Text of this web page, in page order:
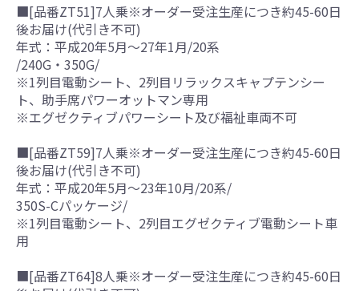
■[品番ZT51]7人乗※オーダー受注生産につき約45-60日
後お届け(代引き不可)
年式：平成20年5月～27年1月/20系
/240G・350G/
※1列目電動シート、2列目リラックスキャプテンシー
ト、助手席パワーオットマン専用
※エグゼクティブパワーシート及び福祉車両不可
■[品番ZT59]7人乗※オーダー受注生産につき約45-60日
後お届け(代引き不可)
年式：平成20年5月～23年10月/20系/
350S-Cパッケージ/
※1列目電動シート、2列目エグゼクティブ電動シート車
用
■[品番ZT64]8人乗※オーダー受注生産につき約45-60日